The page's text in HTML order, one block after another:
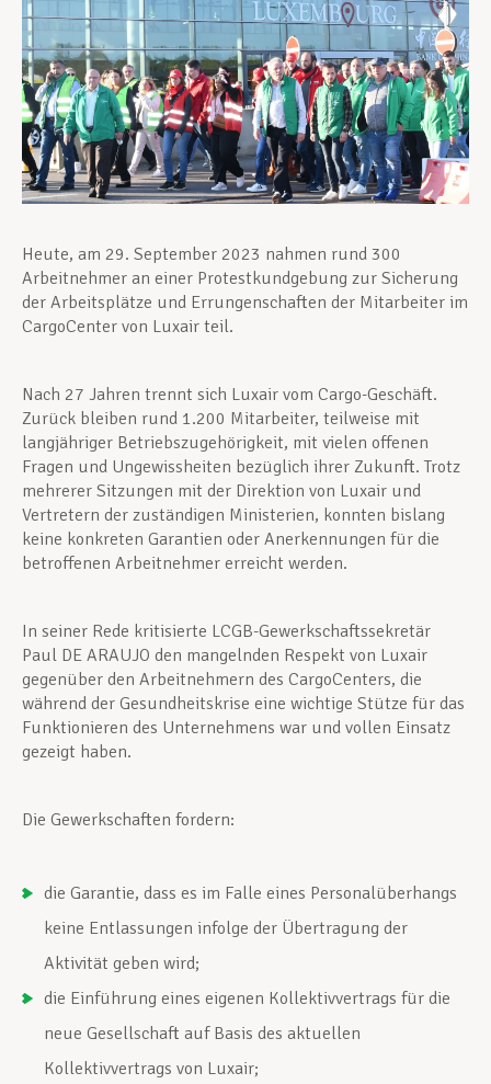
Aktuell
Heute, am 29. September 2023 nahmen rund 300
Arbeitnehmer an einer Protestkundgebung zur Sicherung
der Arbeitsplätze und Errungenschaften der Mitarbeiter im
CargoCenter von Luxair teil.
Nach 27 Jahren trennt sich Luxair vom Cargo-Geschäft.
Zurück bleiben rund 1.200 Mitarbeiter, teilweise mit
langjähriger Betriebszugehörigkeit, mit vielen offenen
Fragen und Ungewissheiten bezüglich ihrer Zukunft. Trotz
mehrerer Sitzungen mit der Direktion von Luxair und
Vertretern der zuständigen Ministerien, konnten bislang
keine konkreten Garantien oder Anerkennungen für die
betroffenen Arbeitnehmer erreicht werden.
In seiner Rede kritisierte LCGB-Gewerkschaftssekretär
Paul DE ARAUJO den mangelnden Respekt von Luxair
gegenüber den Arbeitnehmern des CargoCenters, die
während der Gesundheitskrise eine wichtige Stütze für das
Funktionieren des Unternehmens war und vollen Einsatz
gezeigt haben.
Die Gewerkschaften fordern:
die Garantie, dass es im Falle eines Personalüberhangs
keine Entlassungen infolge der Übertragung der
Aktivität geben wird;
die Einführung eines eigenen Kollektivvertrags für die
neue Gesellschaft auf Basis des aktuellen
Kollektivvertrags von Luxair;